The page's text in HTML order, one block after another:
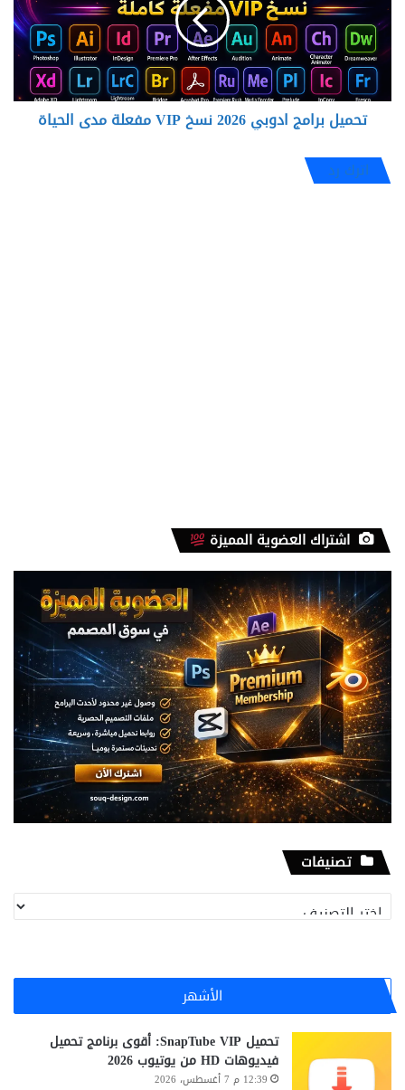
نسخ
VIP
مفعلة
مدى
الحياة
تحميل برامج ادوبي 2026 نسخ VIP مفعلة مدى الحياة
اترك رد
اشتراك العضوية المميزة
تصنيفات
تصنيفات
الأشهر
تحميل SnapTube VIP: أقوى برنامج تحميل
فيديوهات HD من يوتيوب 2026
12:39 م 7 أغسطس، 2026